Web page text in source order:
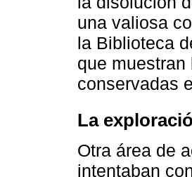
una valiosa
la Biblioteca
que
conservadas
La
Otra área de
intentaban